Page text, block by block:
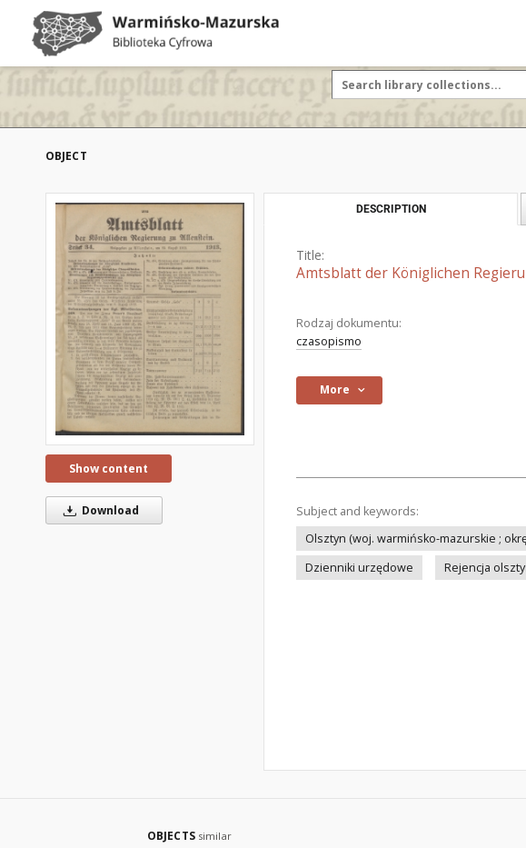
OBJECT
Show content
Download
DESCRIPTION
Title:
Amtsblatt der Königlichen
Rodzaj dokumentu:
czasopismo
More
Subject and keywords:
Olsztyn (woj. warmińsko-mazurskie ;
Dzienniki urzędowe
Rejencja
OBJECTS similar